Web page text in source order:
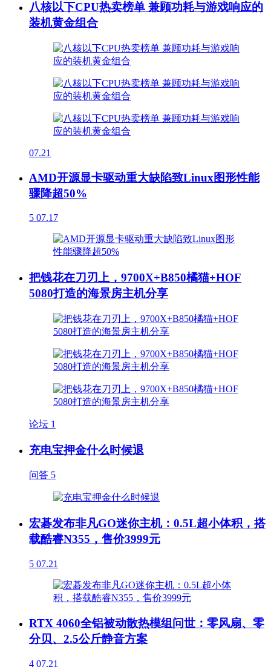
八核以下CPU热卖榜单 兼顾功耗与游戏响应的
装机黄金组合
07.21
AMD开源显卡驱动重大缺陷致Linux图形性能
骤降超50%
5 07.17
把钱花在刀刃上，9700X+B850橘猫+HOF
5080打造的海景房主机分享
论坛 1
充电宝押金什么时候退
问答 5
宏碁发布非凡GO迷你主机：0.5L超小体积，搭
载酷睿N355，售价3999元
5 07.21
RTX 4060全铝被动散热模组问世：零风扇、零
分贝、2.5公斤静音方案
4 07.21